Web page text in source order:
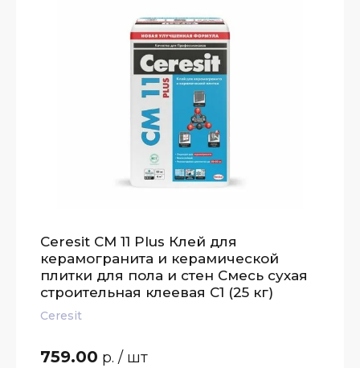
Ceresit CM 11 Plus Клей для
керамогранита и керамической
плитки для пола и стен Смесь сухая
строительная клеевая C1 (25 кг)
Ceresit
759.00 р. / шт